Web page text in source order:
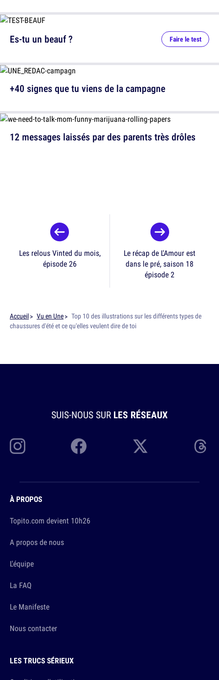
12 messages laissés par des parents très drôles
Es-tu un beauf ? Faire le test
+40 signes que tu viens de la campagne
Les relous Vinted du mois,
épisode 26
Le récap de L'Amour est
dans le pré, saison 18
épisode 2
Accueil Vu en Une
Top 10 des illustrations sur les différents types de
chaussures d'été et ce qu'elles veulent dire de toi
SUIS-NOUS SUR LES RÉSEAUX
À PROPOS
Topito.com devient 10h26
A propos de nous
L'équipe
La FAQ
Le Manifeste
Nous contacter
LES TRUCS SÉRIEUX